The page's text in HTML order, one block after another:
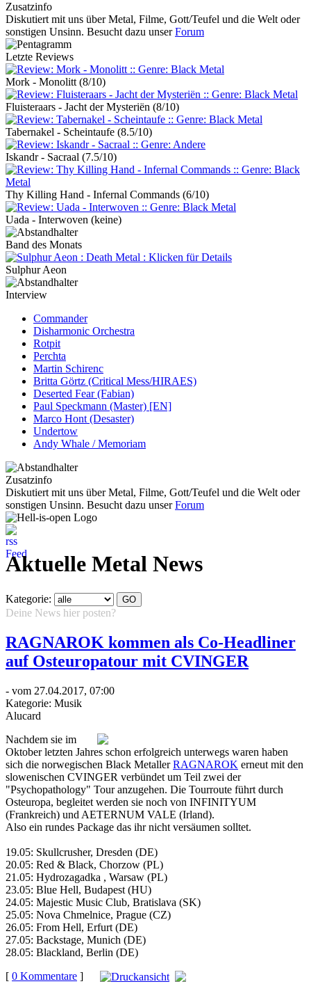
Zusatzinfo
Diskutiert mit uns über Metal, Filme, Gott/Teufel und die Welt oder
sonstigen Unsinn. Besucht dazu unserForum
Letzte Reviews
Mork - Monolitt (8/10)
Fluisteraars - Jacht der Mysteriën (8/10)
Tabernakel - Scheintaufe (8.5/10)
Iskandr - Sacraal (7.5/10)
Thy Killing Hand - Infernal Commands (6/10)
Uada - Interwoven (keine)
Band des Monats
Sulphur Aeon
Interview
Commander
Disharmonic Orchestra
Rotpit
Perchta
Martin Schirenc
Britta Görtz (Critical Mess/HIRAES)
Deserted Fear (Fabian)
Paul Speckmann (Master) [EN]
Marco Hont (Desaster)
Undertow
Andy Whale / Memoriam
Zusatzinfo
Diskutiert mit uns über Metal, Filme, Gott/Teufel und die Welt oder
sonstigen Unsinn. Besucht dazu unserForum
Aktuelle Metal News
Kategorie:
Deine News hier posten?
RAGNAROK kommen als Co-Headliner
auf Osteuropatour mit CVINGER
- vom 27.04.2017, 07:00
Kategorie: Musik
Alucard
Nachdem sie im
Oktober letzten Jahres schon erfolgreich unterwegs waren haben
sich die norwegischen Black MetallerRAGNAROK erneut mit den
slowenischen CVINGER verbündet um Teil zwei der
"Psychopathology" Tour anzugehen. Die Tourroute führt durch
Osteuropa, begleitet werden sie noch von INFINITYUM
(Frankreich) und AETERNUM VALE (Irland).
Also ein rundes Package das ihr nicht versäumen solltet.
19.05: Skullcrusher, Dresden (DE)
20.05: Red & Black, Chorzow (PL)
21.05: Hydrozagadka , Warsaw (PL)
23.05: Blue Hell, Budapest (HU)
24.05: Majestic Music Club, Bratislava (SK)
25.05: Nova Chmelnice, Prague (CZ)
26.05: From Hell, Erfurt (DE)
27.05: Backstage, Munich (DE)
28.05: Blackland, Berlin (DE)
[ 0 Kommentare ]